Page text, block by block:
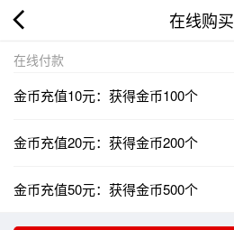
在线购买
在线付款
金币充值10元：获得金币100个
金币充值20元：获得金币200个
金币充值50元：获得金币500个